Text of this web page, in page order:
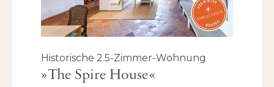
Historische 2.5-Zimmer-Wohnung
The Spire House